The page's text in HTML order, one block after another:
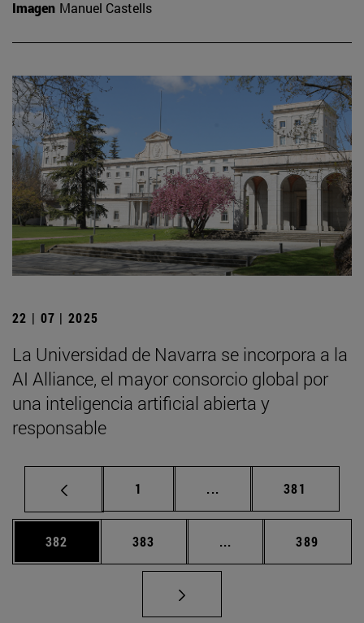
Imagen Manuel Castells
22 | 07 | 2025
La Universidad de Navarra se incorpora a la
AI Alliance, el mayor consorcio global por
una inteligencia artificial abierta y
responsable
Página
1 ... Páginas intermedias
Página
381
Página
382 Página
383 ... Páginas intermedias
Página
389